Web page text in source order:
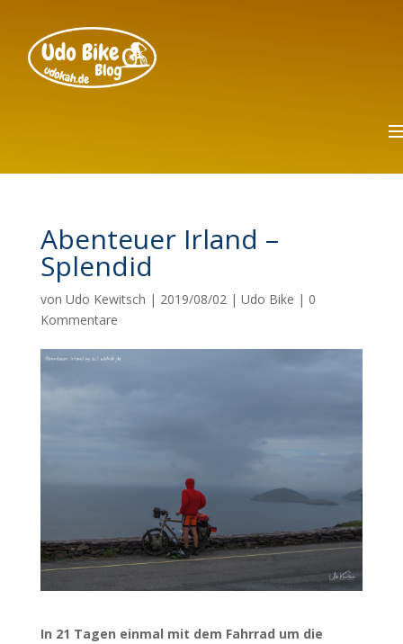
Abenteuer Irland –
Splendid
von Udo Kewitsch | 2019/08/02| Udo Bike | 0
Kommentare
In 21 Tagen einmal mit dem Fahrrad um die